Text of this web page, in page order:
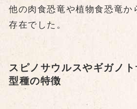
他の肉食恐竜や植物食恐竜か
存在でした。
スピノサウルスやギガノ
型種の特徴